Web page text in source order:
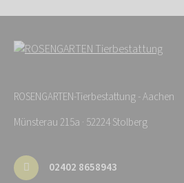
ROSENGARTEN-Tierbestattung - Aachen
Münsterau 215a · 52224 Stolberg
02402 8658943